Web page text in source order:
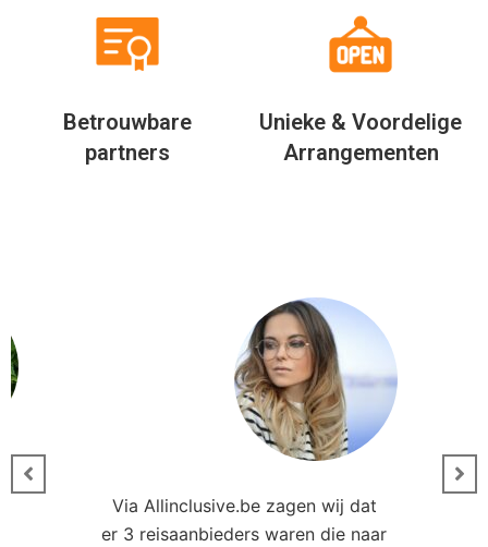
Betrouwbare
partners
Unieke & Voordelige
Arrangementen
Via Allinclusive.be zagen wij dat
er 3 reisaanbieders waren die naar